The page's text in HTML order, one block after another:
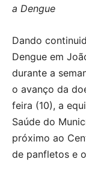
a Dengue
Dando
Dengue em
durante a
o avanço da
feira (10), a
Saúde do
próximo ao
de panfletos e